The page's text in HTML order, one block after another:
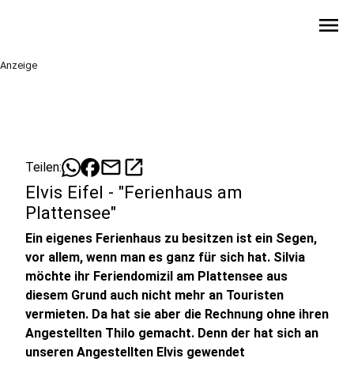
menu
Anzeige
Teilen: mailopen_in_new
Elvis Eifel - "Ferienhaus am
Plattensee"
Ein eigenes Ferienhaus zu besitzen ist ein Segen,
vor allem, wenn man es ganz für sich hat. Silvia
möchte ihr Feriendomizil am Plattensee aus
diesem Grund auch nicht mehr an Touristen
vermieten. Da hat sie aber die Rechnung ohne ihren
Angestellten Thilo gemacht. Denn der hat sich an
unseren Angestellten Elvis gewendet